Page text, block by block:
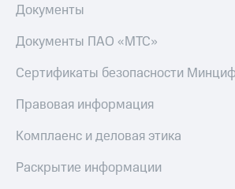
Документы
Документы ПАО «МТС»
Сертификаты безопасности
Правовая информация
Комплаенс и деловая этика
Раскрытие информации